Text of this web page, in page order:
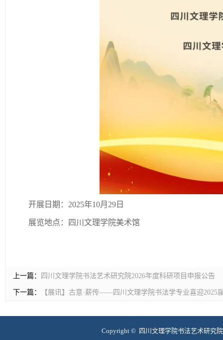
开展日期：2025年10月29日
展览地点：四川文理学院美术馆
上一篇： 四川文理学院书法艺术研究院2026年度科研项目申报公告
下一篇： 【展讯】古意·薪传——四川文理学院书法学专业喜迎2025
Copyright © 四川文理学院书法艺术研究